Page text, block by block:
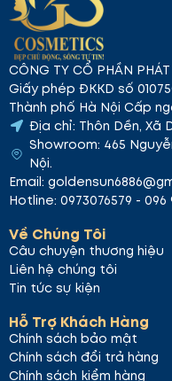
Liên Hệ Mua Hàng:
Địa chỉ:
Biên, Hà Nội.
Hotline:0969
Kết Luận:
Giải độc gan Zeria
hiệu quả để bảo vệ
hỗ trợ phục hồi và
hơn. Sản phẩm an
những người có nhu
những người thường
vấn đề về chức năng
Cosmetics để mua
sóc gan của bạn
CÔNG TY CỔ PHẦN
Giấy phép ĐKKD số
Thành phố Hà Nội Cấp
Địa chỉ: Thôn Dền, Xã
Showroom: 465
Nội.
Email:
Hotline: 0973076579 - 096
Về Chúng Tôi
Câu chuyện thương hiệu
Liên hệ chúng tôi
Tin tức sự kiện
Hỗ Trợ Khách Hàng
Chính sách bảo mật
Chính sách đổi trả hàng
Chính sách kiểm hàng